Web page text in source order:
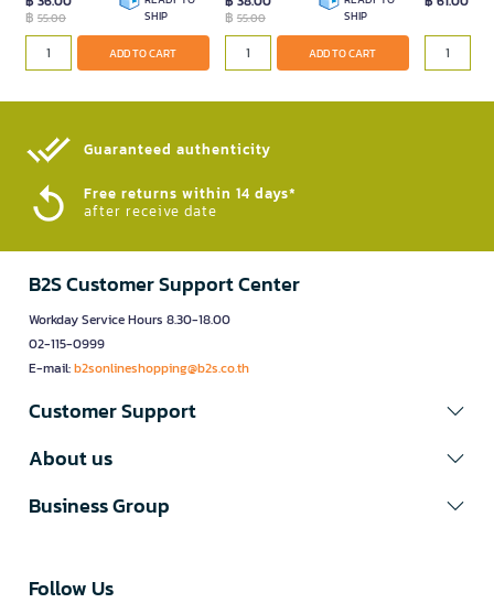
฿ 55.00
SHIP
ADD TO CART
฿ 55.00
SHIP
ADD TO CART
Guaranteed authenticity​
Free returns within 14 days*
after receive date
B2S Customer Support Center
Workday Service Hours 8.30-18.00
02-115-0999
E-mail:b2sonlineshopping@b2s.co.th
Customer Support
About us
Business Group
Follow Us​